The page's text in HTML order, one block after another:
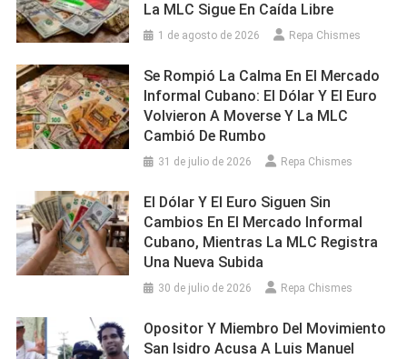
La MLC Sigue En Caída Libre
1 de agosto de 2026 Repa Chismes
Se Rompió La Calma En El Mercado
Informal Cubano: El Dólar Y El Euro
Volvieron A Moverse Y La MLC
Cambió De Rumbo
31 de julio de 2026 Repa Chismes
El Dólar Y El Euro Siguen Sin
Cambios En El Mercado Informal
Cubano, Mientras La MLC Registra
Una Nueva Subida
30 de julio de 2026 Repa Chismes
Opositor Y Miembro Del Movimiento
San Isidro Acusa A Luis Manuel